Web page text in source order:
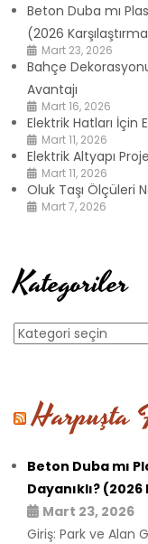
Beton Duba mı
(2026
Mart 23, 2026
Bahçe
Avantajı
Mart 16, 2026
Elektrik Hatları
Mart 11, 2026
Elektrik Altyapı
Mart 11, 2026
Oluk Taşı Ölçüleri
Mart 7, 2026
Kategoriler
Kategoriler
Harpuşta
Beton Duba mı
Dayanıklı?
Mart 23, 2026
Giriş: Park ve Alan